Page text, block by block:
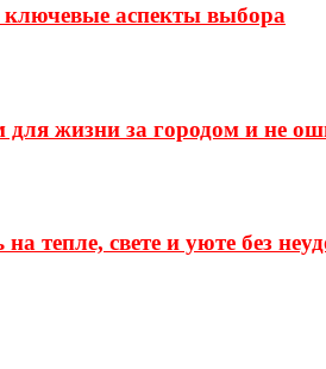
аспекты выбора
жизни за городом и не
тепле, свете и уюте без